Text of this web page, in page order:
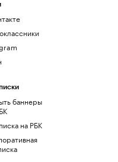
баннеры
на РБК